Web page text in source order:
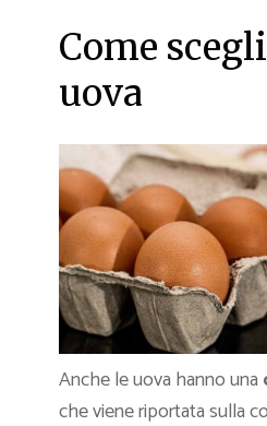
Come
uova
Anche le uova hanno una
che viene riportata sulla